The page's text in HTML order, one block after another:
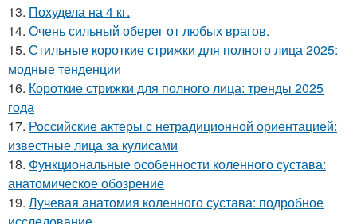
13. Похудела на 4 кг.
14. Очень сильный оберег от любых врагов.
15. Стильные короткие стрижки для полного лица 2025:
модные тенденции
16. Короткие стрижки для полного лица: тренды 2025
года
17. Российские актеры с нетрадиционной ориентацией:
известные лица за кулисами
18. Функциональные особенности коленного сустава:
анатомическое обозрение
19. Лучевая анатомия коленного сустава: подробное